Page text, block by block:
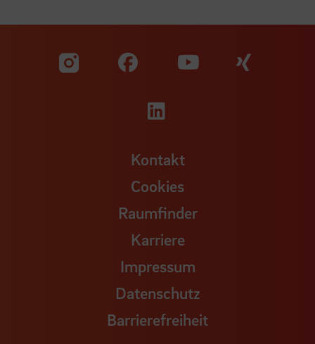
Zu unserer Facebook
Zu
Zu unserer
Kontakt
Cookies
Raumfinder
Karriere
Impressum
Datenschutz
Barrierefreiheit